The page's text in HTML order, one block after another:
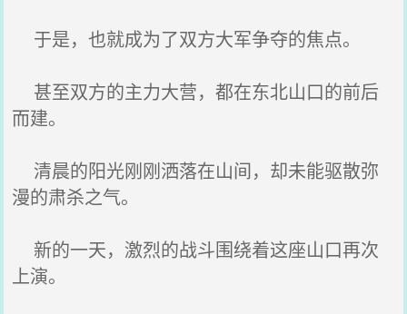
于是，也就成为了双方大军争夺的焦点。
甚至双方的主力大营，都在东北山口的前后
而建。
清晨的阳光刚刚洒落在山间，却未能驱散弥
漫的肃杀之气。
新的一天，激烈的战斗围绕着这座山口再次
上演。